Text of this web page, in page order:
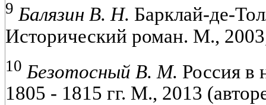
9 Балязин В. Н. Барклай-де-
Исторический роман. М.,
10 Безотосный В. М. Россия в
1805 - 1815 гг. М., 2013